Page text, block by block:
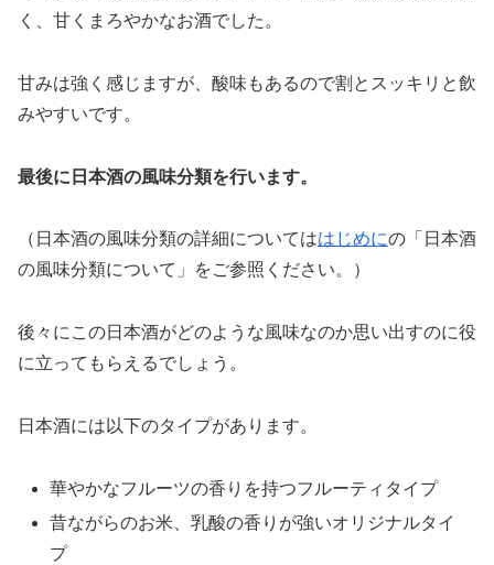
く、甘くまろやかなお酒でした。
甘みは強く感じますが、酸味もあるので割とスッキリと飲
みやすいです。
最後に日本酒の風味分類を行います。
（日本酒の風味分類の詳細についてははじめにの「日本酒
の風味分類について」をご参照ください。）
後々にこの日本酒がどのような風味なのか思い出すのに役
に立ってもらえるでしょう。
日本酒には以下のタイプがあります。
華やかなフルーツの香りを持つフルーティタイプ
昔ながらのお米、乳酸の香りが強いオリジナルタイ
プ